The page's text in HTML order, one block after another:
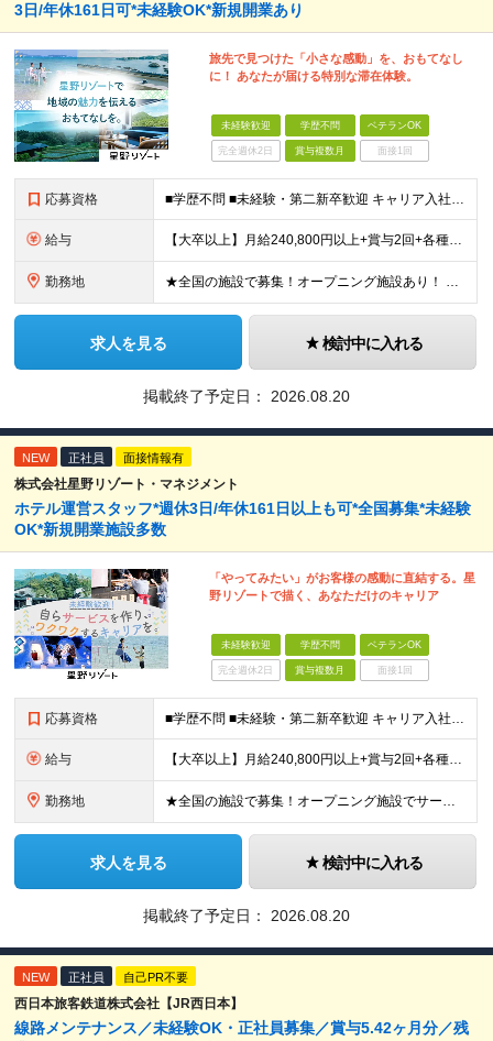
3日/年休161日可*未経験OK*新規開業あり
旅先で見つけた「小さな感動」を、おもてなし
に！ あなたが届ける特別な滞在体験。
未経験歓迎 学歴不問 ベテランOK
完全週休2日 賞与複数月 面接1回
応募資格 ■学歴不問 ■未経験・第二新卒歓迎 キャリア入社のメンバーは元美容師、営業、教員などさまざま！ 『遠方への引っ越しが可能な方』や『地方に行ってみたい・勤務したい方』なども この機会に新しい人生にチャ
給与 【大卒以上】月給240,800円以上+賞与2回+各種手当 【短大・専門学校卒】月給204,400円以上+賞与2回+各種手当 【上記以外】月給187,000円以上+賞与2回+各種手当 ※経験、資格、能
勤務地 ★全国の施設で募集！オープニング施設あり！ ★希望しない転勤原則なし 【積極採用エリア】 ■界 蔵王（26年10月開業予定） ※開業前に入社された場合、全国の星野リゾートの施設で勤務後、開業時期に異
求人を見る 検討中に入れる
掲載終了予定日： 2026.08.20
NEW 正社員 面接情報有
株式会社星野リゾート・マネジメント
ホテル運営スタッフ*週休3日/年休161日以上も可*全国募集*未経験
OK*新規開業施設多数
「やってみたい」がお客様の感動に直結する。星
野リゾートで描く、あなただけのキャリア
未経験歓迎 学歴不問 ベテランOK
完全週休2日 賞与複数月 面接1回
応募資格 ■学歴不問 ■未経験・第二新卒歓迎 キャリア入社のメンバーは元美容師、営業、教員などさまざま！ これまでの経験やあなたらしい視点を活かして よりよいサービスを生み出していきましょう！
給与 【大卒以上】月給240,800円以上+賞与2回+各種手当 【短大・専門学校卒】月給204,400円以上+賞与2回+各種手当 【上記以外】月給187,000円以上+賞与2回+各種手当 ※経験、資格、能
勤務地 ★全国の施設で募集！オープニング施設でサービスを作っていきたい方は大歓迎！ ★希望しない転勤は原則なし 【積極採用エリア】 ■界 蔵王（26年10月開業予定） ※開業前に入社された場合、全国の星野リ
求人を見る 検討中に入れる
掲載終了予定日： 2026.08.20
NEW 正社員 自己PR不要
西日本旅客鉄道株式会社【JR西日本】
線路メンテナンス／未経験OK・正社員募集／賞与5.42ヶ月分／残